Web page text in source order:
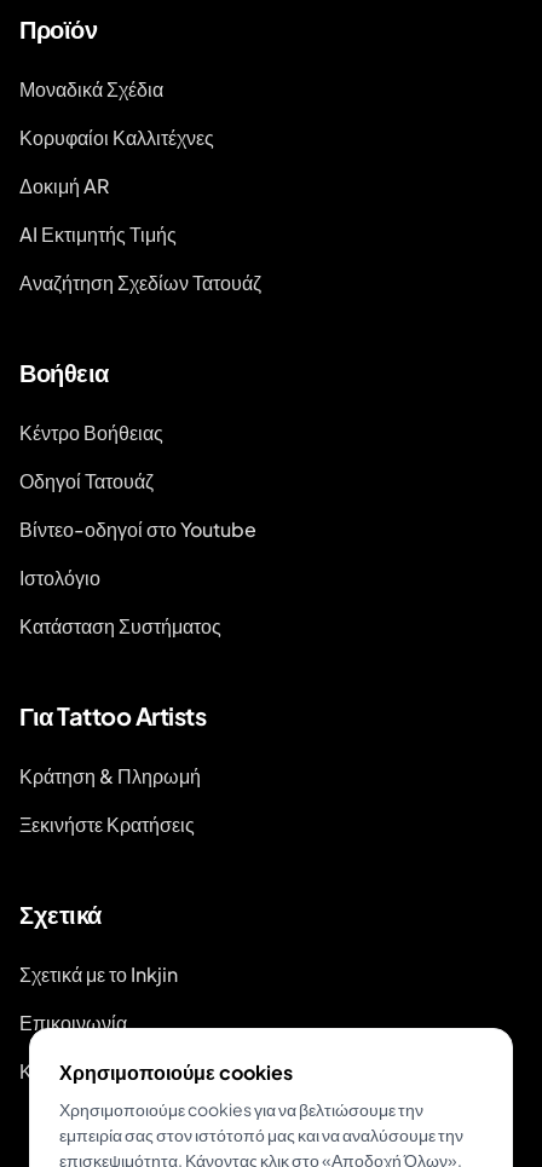
Προϊόν
Μοναδικά Σχέδια
Κορυφαίοι Καλλιτέχνες
Δοκιμή AR
AI Εκτιμητής Τιμής
Αναζήτηση Σχεδίων Τατουάζ
Βοήθεια
Κέντρο Βοήθειας
Οδηγοί Τατουάζ
Βίντεο-οδηγοί στο Youtube
Ιστολόγιο
Κατάσταση Συστήματος
Για Tattoo Artists
Κράτηση & Πληρωμή
Ξεκινήστε Κρατήσεις
Σχετικά
Σχετικά με το Inkjin
Επικοινωνία
Κιτ Επωνυμίας
Χρησιμοποιούμε cookies
Χρησιμοποιούμε cookies για να βελτιώσουμε την
εμπειρία σας στον ιστότοπό μας και να αναλύσουμε την
επισκεψιμότητα. Κάνοντας κλικ στο «Αποδοχή Όλων»,